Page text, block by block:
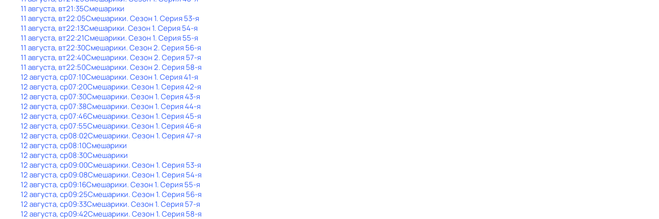
11 августа, вт21:35Смешарики
11 августа, вт22:05Смешарики. Сезон 1. Серия 53-я
11 августа, вт22:13Смешарики. Сезон 1. Серия 54-я
11 августа, вт22:21Смешарики. Сезон 1. Серия 55-я
11 августа, вт22:30Смешарики. Сезон 2. Серия 56-я
11 августа, вт22:40Смешарики. Сезон 2. Серия 57-я
11 августа, вт22:50Смешарики. Сезон 2. Серия 58-я
12 августа, ср07:10Смешарики. Сезон 1. Серия 41-я
12 августа, ср07:20Смешарики. Сезон 1. Серия 42-я
12 августа, ср07:30Смешарики. Сезон 1. Серия 43-я
12 августа, ср07:38Смешарики. Сезон 1. Серия 44-я
12 августа, ср07:46Смешарики. Сезон 1. Серия 45-я
12 августа, ср07:55Смешарики. Сезон 1. Серия 46-я
12 августа, ср08:02Смешарики. Сезон 1. Серия 47-я
12 августа, ср08:10Смешарики
12 августа, ср08:30Смешарики
12 августа, ср09:00Смешарики. Сезон 1. Серия 53-я
12 августа, ср09:08Смешарики. Сезон 1. Серия 54-я
12 августа, ср09:16Смешарики. Сезон 1. Серия 55-я
12 августа, ср09:25Смешарики. Сезон 1. Серия 56-я
12 августа, ср09:33Смешарики. Сезон 1. Серия 57-я
12 августа, ср09:42Смешарики. Сезон 1. Серия 58-я